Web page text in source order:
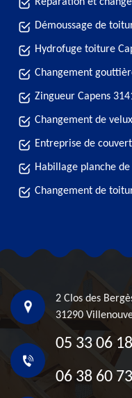
Démoussage de
Hydrofuge toiture
Changement
Zingueur Capens
Changement de
Entreprise de
Habillage planche
Changement de
2 Clos des
31290
05 33 06
06 38 60